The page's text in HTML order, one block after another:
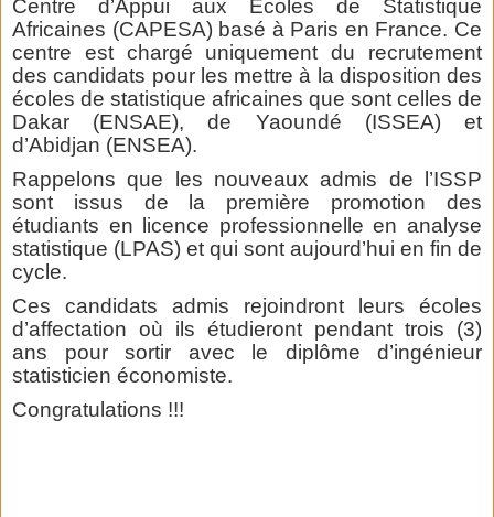
Centre d’Appui aux Ecoles de Statistique
Africaines (CAPESA) basé à Paris en France. Ce
centre est chargé uniquement du recrutement
des candidats pour les mettre à la disposition des
écoles de statistique africaines que sont celles de
Dakar (ENSAE), de Yaoundé (ISSEA) et
d’Abidjan (ENSEA).
Rappelons que les nouveaux admis de l’ISSP
sont issus de la première promotion des
étudiants en licence professionnelle en analyse
statistique (LPAS) et qui sont aujourd’hui en fin de
cycle.
Ces candidats admis rejoindront leurs écoles
d’affectation où ils étudieront pendant trois (3)
ans pour sortir avec le diplôme d’ingénieur
statisticien économiste.
Congratulations !!!